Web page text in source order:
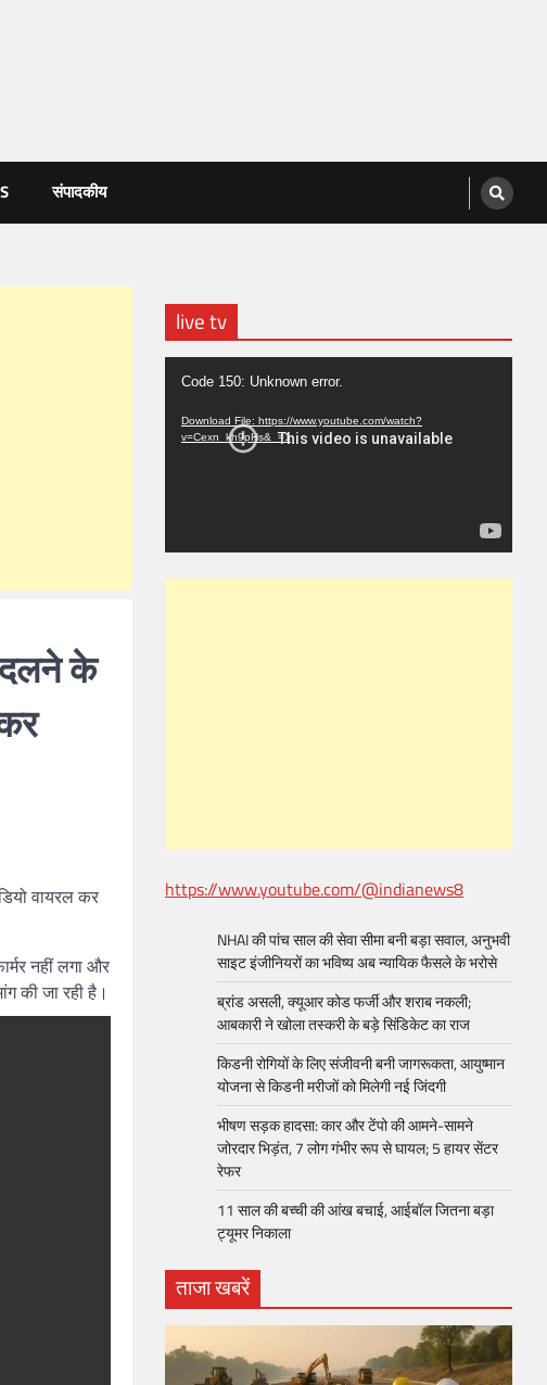
संपादकीय
के
वायरल कर
नहीं लगा और
की जा रही है।
live tv
Video
Player
Code 150: Unknown error.
Download File: https://www.youtube.com/watch?
v=Cexn_kh9pHs&_=1
https://www.youtube.com/@indianews8
NHAI की पांच साल की सेवा सीमा बनी बड़ा सवाल, अनुभवी
साइट इंजीनियरों का भविष्य अब न्यायिक फैसले के भरोसे
ब्रांड असली, क्यूआर कोड फर्जी और शराब नकली;
आबकारी ने खोला तस्करी के बड़े सिंडिकेट का राज
किडनी रोगियों के लिए संजीवनी बनी जागरूकता, आयुष्मान
योजना से किडनी मरीजों को मिलेगी नई जिंदगी
भीषण सड़क हादसा: कार और टेंपो की आमने-सामने
जोरदार भिड़ंत, 7 लोग गंभीर रूप से घायल; 5 हायर सेंटर
रेफर​
11 साल की बच्ची की आंख बचाई, आईबॉल जितना बड़ा
ट्यूमर निकाला
ताजा खबरें